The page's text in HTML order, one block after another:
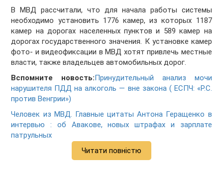
В МВД рассчитали, что для начала работы системы
необходимо установить 1776 камер, из которых 1187
камер на дорогах населенных пунктов и 589 камер на
дорогах государственного значения. К установке камер
фото- и видеофиксации в МВД хотят привлечь местные
власти, также владельцев автомобильных дорог.
Вспомните новость:Принудительный анализ мочи
нарушителя ПДД на алкоголь — вне закона ( ЕСПЧ: «Р.С.
против Венгрии»)
Человек из МВД. Главные цитаты Антона Геращенко в
интервью : об Авакове, новых штрафах и зарплате
патрульных
Читати повністю